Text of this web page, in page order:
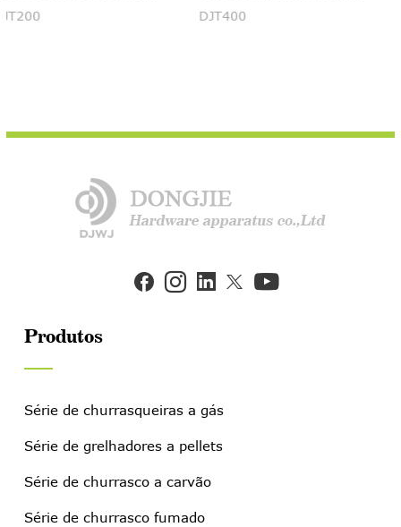
 
Produtos
Série de churrasqueiras a gás
Série de grelhadores a pellets
Série de churrasco a carvão
Série de churrasco fumado